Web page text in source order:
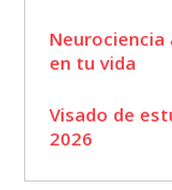
Neurociencia
en tu vida
Visado de
2026